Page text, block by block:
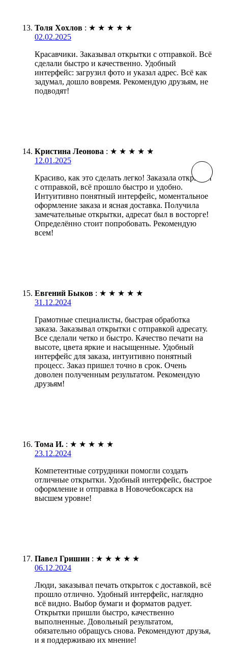
Толя Хохлов : ★ ★ ★ ★ ★
02.02.2025
Красавчики. Заказывал открытки с отправкой. Всё
сделали быстро и качественно. Удобный
интерфейс: загрузил фото и указал адрес. Всё как
задумал, дошло вовремя. Рекомендую друзьям, не
подводят!
Кристина Леонова : ★ ★ ★ ★ ★
12.01.2025
Красиво, как это сделать легко! Заказала открытки
с отправкой, всё прошло быстро и удобно.
Интуитивно понятный интерфейс, моментальное
оформление заказа и ясная доставка. Получила
замечательные открытки, адресат был в восторге!
Определённо стоит попробовать. Рекомендую
всем!
Евгений Быков : ★ ★ ★ ★ ★
31.12.2024
Грамотные специалисты, быстрая обработка
заказа. Заказывал открытки с отправкой адресату.
Все сделали четко и быстро. Качество печати на
высоте, цвета яркие и насыщенные. Удобный
интерфейс для заказа, интуитивно понятный
процесс. Заказ пришел точно в срок. Очень
доволен полученным результатом. Рекомендую
друзьям!
Тома И. : ★ ★ ★ ★ ★
23.12.2024
Компетентные сотрудники помогли создать
отличные открытки. Удобный интерфейс, быстрое
оформление и отправка в Новочебоксарск на
высшем уровне!
Павел Гришин : ★ ★ ★ ★ ★
06.12.2024
Люди, заказывал печать открыток с доставкой, всё
прошло отлично. Удобный интерфейс, наглядно
всё видно. Выбор бумаги и форматов радует.
Открытки пришли быстро, качественно
выполненные. Довольный результатом,
обязательно обращусь снова. Рекомендуют друзья,
и я поддерживаю их мнение!